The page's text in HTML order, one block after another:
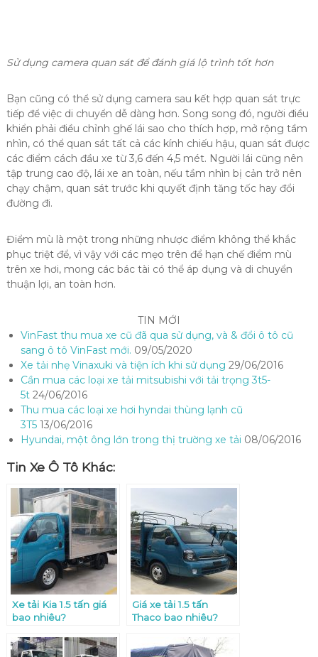
Sử dụng camera quan sát để đánh giá lộ trình tốt hơn
Bạn cũng có thể sử dụng camera sau kết hợp quan sát trực
tiếp để việc di chuyển dễ dàng hơn. Song song đó, người điều
khiển phải điều chỉnh ghế lái sao cho thích hợp, mở rộng tầm
nhìn, có thể quan sát tất cả các kính chiếu hậu, quan sát được
các điểm cách đầu xe từ 3,6 đến 4,5 mét. Người lái cũng nên
tập trung cao độ, lái xe an toàn, nếu tầm nhìn bị cản trở nên
chạy chậm, quan sát trước khi quyết định tăng tốc hay đổi
đường đi.
Điểm mù là một trong những nhược điểm không thể khắc
phục triệt để, vì vậy với các mẹo trên để hạn chế điểm mù
trên xe hơi, mong các bác tài có thể áp dụng và di chuyển
thuận lợi, an toàn hơn.
TIN MỚI
VinFast thu mua xe cũ đã qua sử dụng, và & đổi ô tô cũ
sang ô tô VinFast mới. 09/05/2020
Xe tải nhẹ Vinaxuki và tiện ích khi sử dụng 29/06/2016
Cần mua các loại xe tải mitsubishi với tải trọng 3t5-
5t24/06/2016
Thu mua các loại xe hơi hyndai thùng lạnh cũ
3T513/06/2016
Hyundai, một ông lớn trong thị trường xe tải 08/06/2016
Tin Xe Ô Tô Khác:
Xe tải Kia 1.5 tấn giá
bao nhiêu?
Giá xe tải 1.5 tấn
Thaco bao nhiêu?